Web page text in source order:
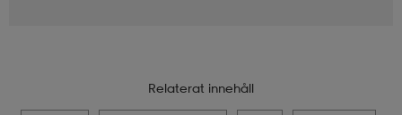
Relaterat innehåll